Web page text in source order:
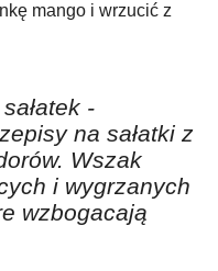
mango i wrzucić z
-
na sałatki z
Wszak
i wygrzanych
wzbogacają